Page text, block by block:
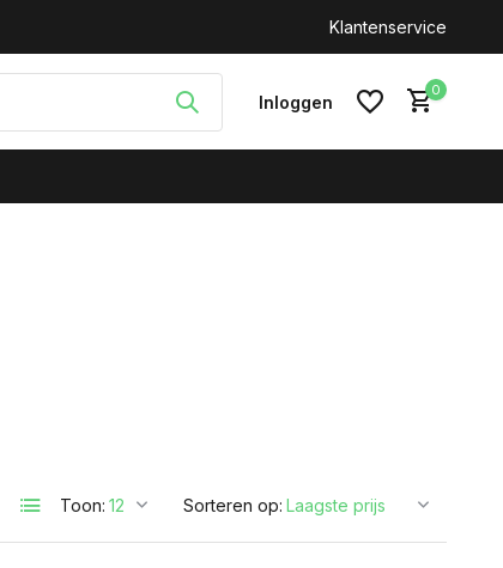
Klantenservice
Inloggen
0
Toon: Sorteren op: